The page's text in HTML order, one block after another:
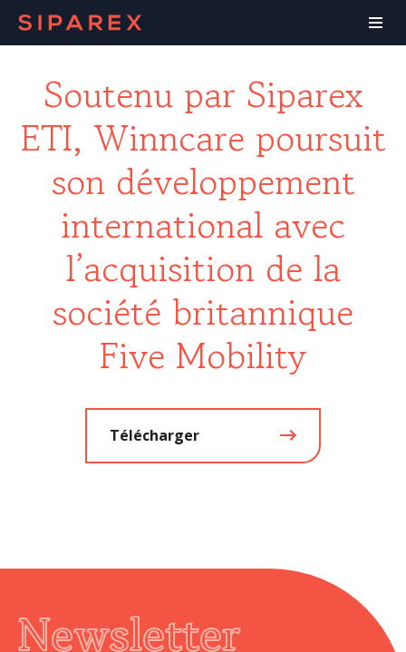
Soutenu par Siparex
ETI, Winncare poursuit
son développement
international avec
l’acquisition de la
société britannique
Five Mobility
Télécharger
Newsletter